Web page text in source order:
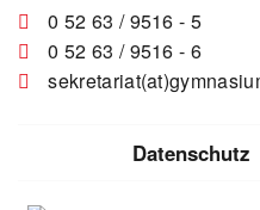
0 52 63 / 9516 - 5
0 52 63 / 9516 - 6
Datenschutz